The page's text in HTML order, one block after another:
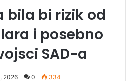
bila bi rizik od
i posebno
SAD-a
2026 0 334